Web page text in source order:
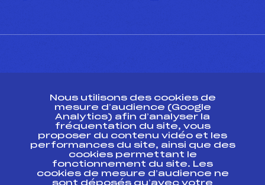
Ressources
Pass’Neige
Projet sportif fédéral
Projet de performance fédéral
Nous utilisons des cookies de
mesure d’audience (Google
Analytics) afin d’analyser la
fréquentation du site, vous
proposer du contenu vidéo et les
performances du site, ainsi que des
cookies permettant le
fonctionnement du site. Les
cookies de mesure d’audience ne
sont déposés qu’avec votre